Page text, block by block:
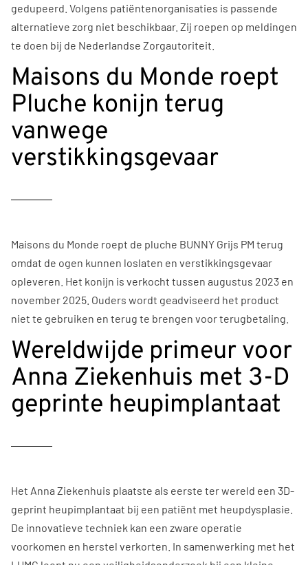
gedupeerd. Volgens patiëntenorganisaties is passende
alternatieve zorg niet beschikbaar. Zij roepen op meldingen
te doen bij de Nederlandse Zorgautoriteit.
Maisons du Monde roept
Pluche konijn terug
vanwege
verstikkingsgevaar
Maisons du Monde roept de pluche BUNNY Grijs PM terug
omdat de ogen kunnen loslaten en verstikkingsgevaar
opleveren. Het konijn is verkocht tussen augustus 2023 en
november 2025. Ouders wordt geadviseerd het product
niet te gebruiken en terug te brengen voor terugbetaling.
Wereldwijde primeur voor
Anna Ziekenhuis met 3-D
geprinte heupimplantaat
Het Anna Ziekenhuis plaatste als eerste ter wereld een 3D-
geprint heupimplantaat bij een patiënt met heupdysplasie.
De innovatieve techniek kan een zware operatie
voorkomen en herstel verkorten. In samenwerking met het